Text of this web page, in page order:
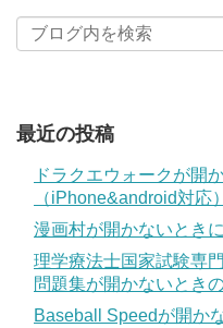
最近の投稿
ドラクエウォークが開
（iPhone&android対応）
漫画村が開かないとき
理学療法士国家試験専
問題集が開かないとき
Baseball Speedが開か